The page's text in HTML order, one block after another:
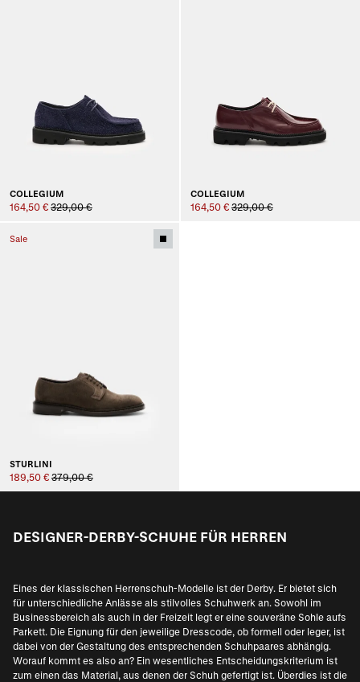
COLLEGIUM
164,50 € 329,00 €
COLLEGIUM
164,50 € 329,00 €
Sale
STURLINI
189,50 € 379,00 €
DESIGNER-DERBY-SCHUHE FÜR HERREN
Eines der klassischen Herrenschuh-Modelle ist der Derby. Er bietet sich
für unterschiedliche Anlässe als stilvolles Schuhwerk an. Sowohl im
Businessbereich als auch in der Freizeit legt er eine souveräne Sohle aufs
Parkett. Die Eignung für den jeweilige Dresscode, ob formell oder leger, ist
dabei von der Gestaltung des entsprechenden Schuhpaares abhängig.
Worauf kommt es also an? Ein wesentliches Entscheidungskriterium ist
zum einen das Material, aus denen der Schuh gefertigt ist. Überdies ist die